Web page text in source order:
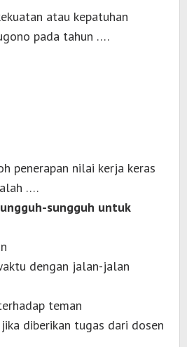
atau kepatuhan
pada tahun ….
penerapan nilai kerja keras
….
sungguh untuk
dengan jalan-jalan
teman
diberikan tugas dari dosen